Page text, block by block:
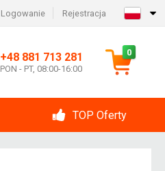
Logowanie Rejestracja
+48 881 713 281
PON - PT, 08:00-16:00
0
TOP Oferty